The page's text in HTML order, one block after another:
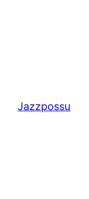
Jazzpossu